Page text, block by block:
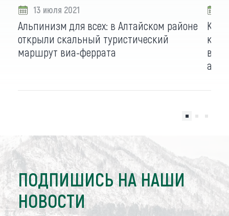
13 июля 2021
Альпинизм для всех: в Алтайском районе
открыли скальный туристический
маршрут виа-феррата
ПОДПИШИСЬ НА НАШИ
НОВОСТИ